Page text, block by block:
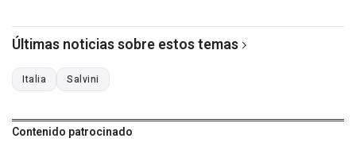
Últimas noticias sobre estos temas
Italia Salvini
Contenido patrocinado